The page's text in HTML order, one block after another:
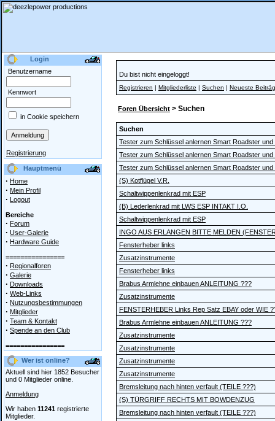
Login
Benutzername
Kennwort
in Cookie speichern
Registrierung
Hauptmenü
· Home
· Mein Profil
· Logout
Bereiche
· Forum
· User-Galerie
· Hardware Guide
================
· Regionalforen
· Galerie
· Downloads
· Web-Links
· Nutzungsbestimmungen
· Mitglieder
· Team & Kontakt
· Spende an den Club
================
Wer ist online?
Aktuell sind hier 1852 Besucher
und 0 Mitglieder online.
Anmeldung
Wir haben 11241 registrierte
Mitglieder.
Du bist nicht eingeloggt!
Registrieren | Mitgliederliste | Suchen | Neueste
Foren Übersicht > Suchen
Suchen
Tester zum Schlüssel anlernen Smart Roadster und
Tester zum Schlüssel anlernen Smart Roadster und
Tester zum Schlüssel anlernen Smart Roadster und
(S) Kotflügel V.R.
Schaltwippenlenkrad mit ESP
(B) Lederlenkrad mit LWS ESP INTAKT I.O.
Schaltwippenlenkrad mit ESP
INGO AUS ERLANGEN BITTE MELDEN
Fensterheber links
Zusatzinstrumente
Fensterheber links
Brabus Armlehne einbauen ANLEITUNG ???
Zusatzinstrumente
FENSTERHEBER Links Rep Satz EBAY oder WIE
Brabus Armlehne einbauen ANLEITUNG ???
Zusatzinstrumente
Zusatzinstrumente
Zusatzinstrumente
Zusatzinstrumente
Bremsleitung nach hinten verfault (TEILE ???)
(S) TÜRGRIFF RECHTS MIT BOWDENZUG
Bremsleitung nach hinten verfault (TEILE ???)